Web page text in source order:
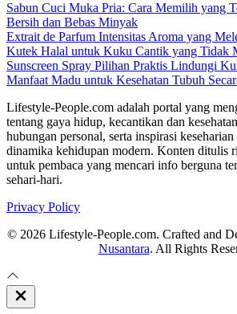
Sabun Cuci Muka Pria: Cara Memilih yang
Bersih dan Bebas Minyak
Extrait de Parfum Intensitas Aroma yang
Kutek Halal untuk Kuku Cantik yang Tidak
Sunscreen Spray Pilihan Praktis Lindungi
Manfaat Madu untuk Kesehatan Tubuh
Lifestyle-People.com adalah portal yang
tentang gaya hidup, kecantikan dan
hubungan personal, serta inspirasi
dinamika kehidupan modern. Konten ditulis
untuk pembaca yang mencari info berguna
sehari-hari.
Privacy Policy
© 2026 Lifestyle-People.com. Crafted and
Nusantara. All Rights
Close
Off